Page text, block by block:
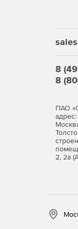
8
8
ПАО
адрес:
2, 2а